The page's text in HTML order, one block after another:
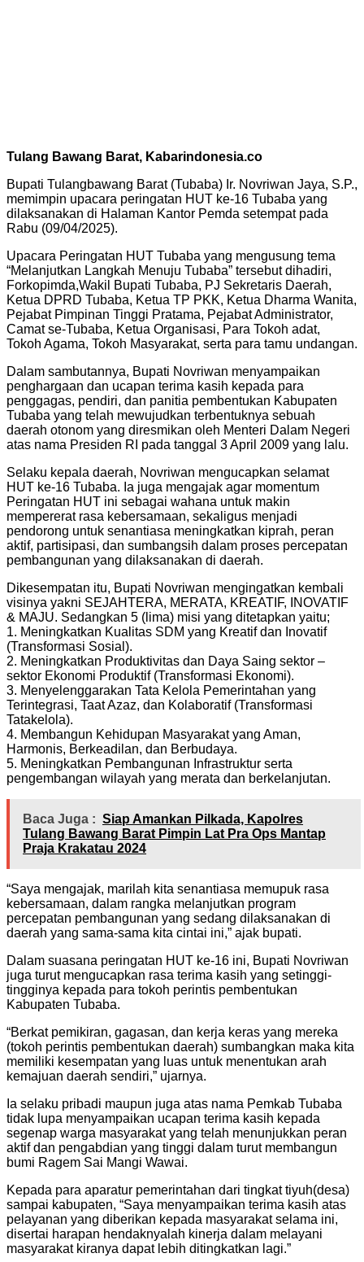
Tulang Bawang Barat, Kabarindonesia.co
Bupati Tulangbawang Barat (Tubaba) Ir. Novriwan Jaya, S.P.,
memimpin upacara peringatan HUT ke-16 Tubaba yang
dilaksanakan di Halaman Kantor Pemda setempat pada
Rabu (09/04/2025).
Upacara Peringatan HUT Tubaba yang mengusung tema
“Melanjutkan Langkah Menuju Tubaba” tersebut dihadiri,
Forkopimda,Wakil Bupati Tubaba, PJ Sekretaris Daerah,
Ketua DPRD Tubaba, Ketua TP PKK, Ketua Dharma Wanita,
Pejabat Pimpinan Tinggi Pratama, Pejabat Administrator,
Camat se-Tubaba, Ketua Organisasi, Para Tokoh adat,
Tokoh Agama, Tokoh Masyarakat, serta para tamu undangan.
Dalam sambutannya, Bupati Novriwan menyampaikan
penghargaan dan ucapan terima kasih kepada para
penggagas, pendiri, dan panitia pembentukan Kabupaten
Tubaba yang telah mewujudkan terbentuknya sebuah
daerah otonom yang diresmikan oleh Menteri Dalam Negeri
atas nama Presiden RI pada tanggal 3 April 2009 yang lalu.
Selaku kepala daerah, Novriwan mengucapkan selamat
HUT ke-16 Tubaba. Ia juga mengajak agar momentum
Peringatan HUT ini sebagai wahana untuk makin
mempererat rasa kebersamaan, sekaligus menjadi
pendorong untuk senantiasa meningkatkan kiprah, peran
aktif, partisipasi, dan sumbangsih dalam proses percepatan
pembangunan yang dilaksanakan di daerah.
Dikesempatan itu, Bupati Novriwan mengingatkan kembali
visinya yakni SEJAHTERA, MERATA, KREATIF, INOVATIF
& MAJU. Sedangkan 5 (lima) misi yang ditetapkan yaitu;
1. Meningkatkan Kualitas SDM yang Kreatif dan Inovatif
(Transformasi Sosial).
2. Meningkatkan Produktivitas dan Daya Saing sektor –
sektor Ekonomi Produktif (Transformasi Ekonomi).
3. Menyelenggarakan Tata Kelola Pemerintahan yang
Terintegrasi, Taat Azaz, dan Kolaboratif (Transformasi
Tatakelola).
4. Membangun Kehidupan Masyarakat yang Aman,
Harmonis, Berkeadilan, dan Berbudaya.
5. Meningkatkan Pembangunan Infrastruktur serta
pengembangan wilayah yang merata dan berkelanjutan.
Baca Juga : Siap Amankan Pilkada, Kapolres
Tulang Bawang Barat Pimpin Lat Pra Ops Mantap
Praja Krakatau 2024
“Saya mengajak, marilah kita senantiasa memupuk rasa
kebersamaan, dalam rangka melanjutkan program
percepatan pembangunan yang sedang dilaksanakan di
daerah yang sama-sama kita cintai ini,” ajak bupati.
Dalam suasana peringatan HUT ke-16 ini, Bupati Novriwan
juga turut mengucapkan rasa terima kasih yang setinggi-
tingginya kepada para tokoh perintis pembentukan
Kabupaten Tubaba.
“Berkat pemikiran, gagasan, dan kerja keras yang mereka
(tokoh perintis pembentukan daerah) sumbangkan maka kita
memiliki kesempatan yang luas untuk menentukan arah
kemajuan daerah sendiri,” ujarnya.
Ia selaku pribadi maupun juga atas nama Pemkab Tubaba
tidak lupa menyampaikan ucapan terima kasih kepada
segenap warga masyarakat yang telah menunjukkan peran
aktif dan pengabdian yang tinggi dalam turut membangun
bumi Ragem Sai Mangi Wawai.
Kepada para aparatur pemerintahan dari tingkat tiyuh(desa)
sampai kabupaten, “Saya menyampaikan terima kasih atas
pelayanan yang diberikan kepada masyarakat selama ini,
disertai harapan hendaknyalah kinerja dalam melayani
masyarakat kiranya dapat lebih ditingkatkan lagi.”